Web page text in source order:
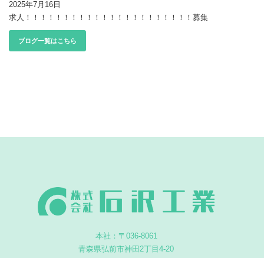
2025年7月16日
求人！！！！！！！！！！！！！！！！！！！！！！募集
ブログ一覧はこちら
本社：〒036-8061
青森県弘前市神田2丁目4-20